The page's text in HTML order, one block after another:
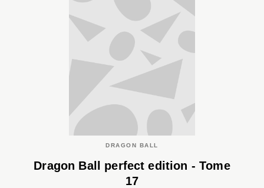
DRAGON BALL
Dragon Ball perfect edition - Tome
17